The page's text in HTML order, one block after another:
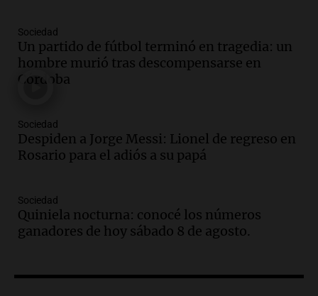
Audio.El orgullo y el sueño argentino de
Jorge Messi en una entrevista con Rony
Vargas en 2007
Audio.El abuelo de Agostina Vega, tras
las nuevas detenciones: "En esa casa
Episodios
Audio.Una nutricionista derribó el mito
del desayuno ideal: qué alimentos
Sociedad
Un partido de fútbol terminó en tragedia: un
hombre murió tras descompensarse en
Córdoba
Sociedad
Despiden a Jorge Messi: Lionel de regreso en
Rosario para el adiós a su papá
Sociedad
Quiniela nocturna: conocé los números
ganadores de hoy sábado 8 de agosto.